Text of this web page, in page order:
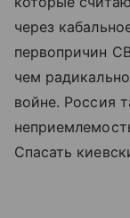
через
первопричин
чем
войне. Россия
Спасать